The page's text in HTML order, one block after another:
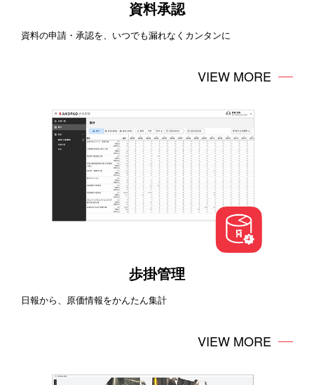
資料承認
資料の申請・承認を、いつでも漏れなくカンタンに
VIEW MORE
歩掛管理
日報から、原価情報をかんたん集計
VIEW MORE